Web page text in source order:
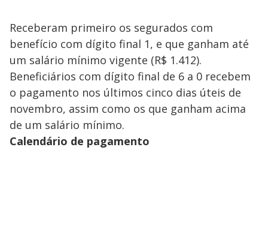
Receberam primeiro os segurados com
benefício com dígito final 1, e que ganham até
um salário mínimo vigente (R$ 1.412).
Beneficiários com dígito final de 6 a 0 recebem
o pagamento nos últimos cinco dias úteis de
novembro, assim como os que ganham acima
de um salário mínimo.
Calendário de pagamento